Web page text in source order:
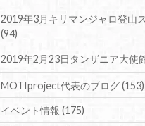
2019年3月キリマンジャロ登山
(94)
2019年2月23日タンザニア大使
MOTIproject代表のブログ(153)
イベント情報(175)